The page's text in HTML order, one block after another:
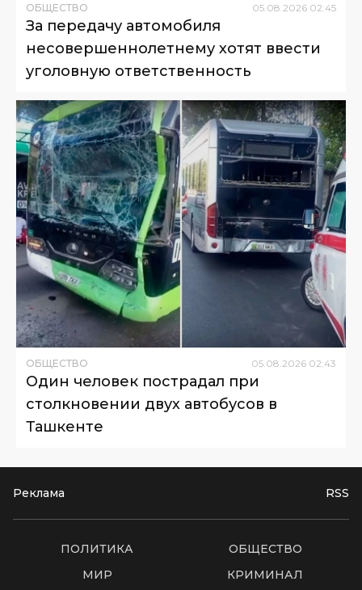
ОБЩЕСТВО 05 08 2026 02:45
За передачу автомобиля
несовершеннолетнему хотят ввести
уголовную ответственность
ОБЩЕСТВО 05 08 2026 02:43
Один человек пострадал при
столкновении двух автобусов в
Ташкенте
Реклама RSS
ПОЛИТИКА
ОБЩЕСТВО
МИР
КРИМИНАЛ